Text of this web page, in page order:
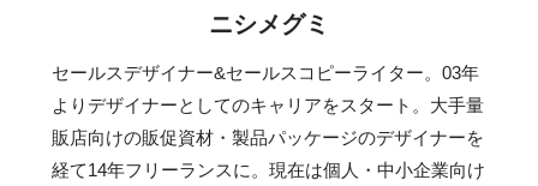
ニシメグミ
セールスデザイナー&セールスコピーライター。03年
よりデザイナーとしてのキャリアをスタート。大手量
販店向けの販促資材・製品パッケージのデザイナーを
経て14年フリーランスに。現在は個人・中小企業向け